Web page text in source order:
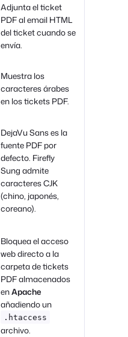
Adjunta el ticket
PDF al email HTML
del ticket cuando se
envía.
Muestra los
caracteres árabes
en los tickets PDF.
DejaVu Sans es la
fuente PDF por
defecto. Firefly
Sung admite
caracteres CJK
(chino, japonés,
coreano).
Bloquea el acceso
web directo a la
carpeta de tickets
PDF almacenados
enApache
añadiendo un
.htaccess
archivo.